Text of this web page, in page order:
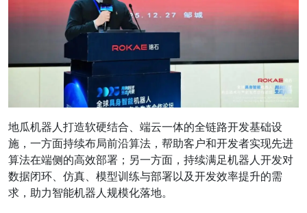
地瓜机器人打造软硬结合、端云一体的全链路开发基础设
施，一方面持续布局前沿算法，帮助客户和开发者实现先进
算法在端侧的高效部署；另一方面，持续满足机器人开发对
数据闭环、仿真、模型训练与部署以及开发效率提升的需
求，助力智能机器人规模化落地。